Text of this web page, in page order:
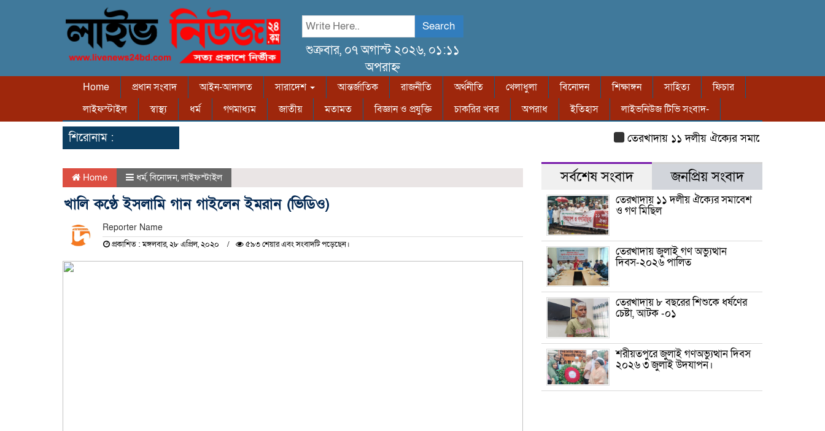
Search
শুক্রবার, ০৭ অগাস্ট ২০২৬, ০১:১১
অপরাহ্ন
Home প্রধান সংবাদ আইন-আদালত সারাদেশ আন্তর্জাতিক রাজনীতি অর্থনীতি খেলাধুলা বিনোদন শিক্ষাঙ্গন সাহিত্য
ফিচার
লাইফস্টাইল
স্বাস্থ্য ধর্ম গণমাধ্যম জাতীয় মতামত বিজ্ঞান ও প্রযুক্তি চাকরির খবর অপরাধ ইতিহাস লাইভনিউজ টিভি সংবাদ-
শিরোনাম : তেরখাদায় ১১ দলীয় ঐক্যের সমাবেশ ও গণ মিছিল
Home ধর্ম,বিনোদন,লাইফস্টাইল
খালি কণ্ঠে ইসলামি গান গাইলেন ইমরান (ভিডিও)
Reporter Name
প্রকাশিত : মঙ্গলবার, ২৮ এপ্রিল, ২০২০ ৫৯৩ শেয়ার এবং সংবাদটি পড়েছেন।
সর্বশেষ সংবাদ জনপ্রিয় সংবাদ
তেরখাদায় ১১ দলীয় ঐক্যের সমাবেশ
ও গণ মিছিল
তেরখাদায় জুলাই গণ অভ্যুত্থান
দিবস-২০২৬ পালিত
তেরখাদায় ৮ বছরের শিশুকে ধর্ষণের
চেষ্টা, আটক -০১
শরীয়তপুরে জুলাই গণঅভ্যুত্থান দিবস
২০২৬ ৩ জুলাই উদযাপন।